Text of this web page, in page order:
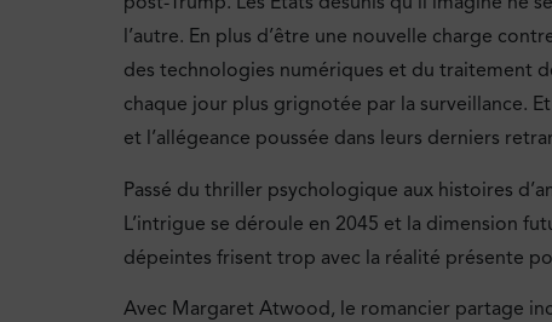
l’autre. En plus d’être une nouvelle charge
des technologies numériques et du traitement
chaque jour plus grignotée par la surveillance.
et l’allégeance poussée dans leurs derniers
Passé du thriller psychologique aux histoires
L’intrigue se déroule en 2045 et la dimension
dépeintes frisent trop avec la réalité présente
Avec Margaret Atwood, le romancier partage